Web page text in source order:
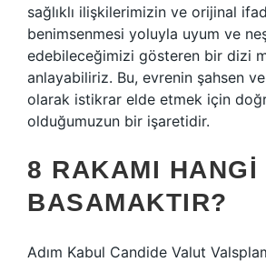
sağlıklı ilişkilerimizin ve orijinal
benimsenmesi yoluyla uyum ve
edebileceğimizi gösteren bir dizi
anlayabiliriz. Bu, evrenin şahsen
olarak istikrar elde etmek için
olduğumuzun bir işaretidir.
8 RAKAMI HANGI
BASAMAKTIR?
Adım Kabul Candide Valut